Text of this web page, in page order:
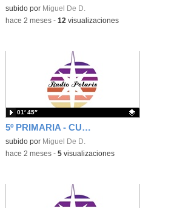
subido por Miguel De D.
-hace 2 meses- 12 visualizaciones
5º PRIMARIA - CUÑA - SAL A LA CALLE Y VIVE EL MUNDO REAL
Contenido educativo.
subido por Miguel De D.
01′ 45″
-hace 2 meses- 5visualizaciones